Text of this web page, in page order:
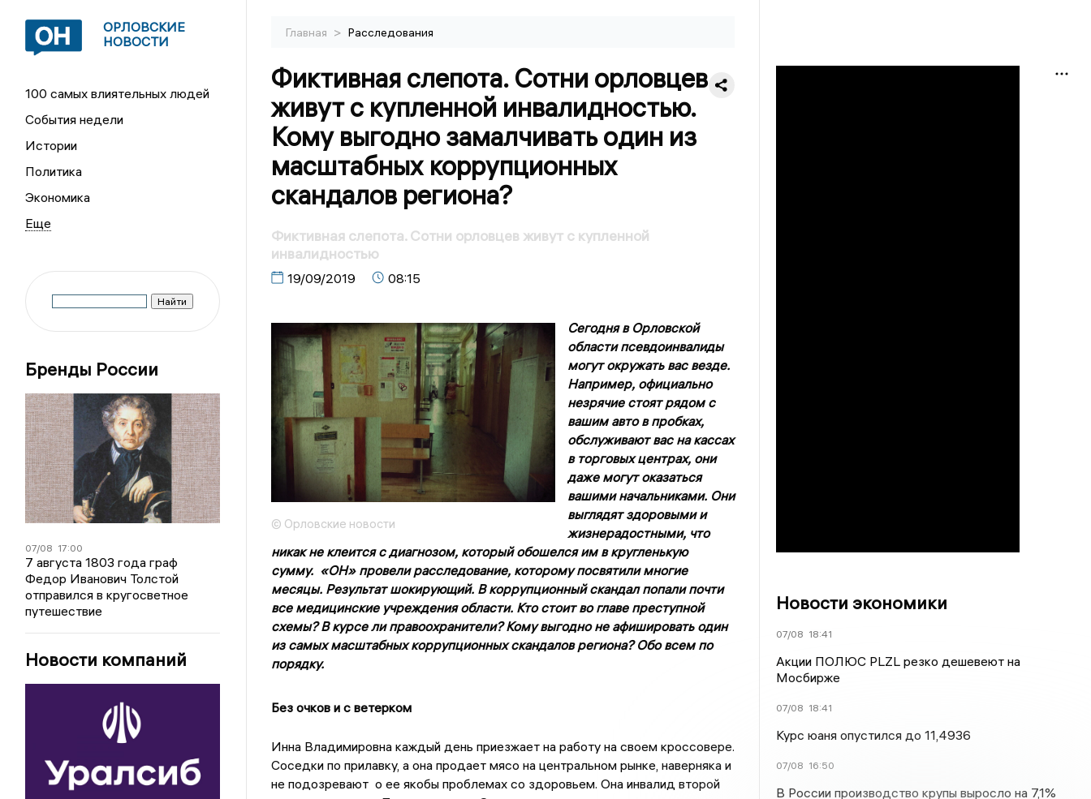
ОРЛОВСКИЕ
НОВОСТИ
100 самых влиятельных людей
События недели
Истории
Политика
Экономика
Бренды России
07/08 17:00
7 августа 1803 года граф
Федор Иванович Толстой
отправился в кругосветное
путешествие
Новости компаний
Главная > Расследования
Фиктивная слепота. Сотни орловцев
живут с купленной инвалидностью.
Кому выгодно замалчивать один из
масштабных коррупционных
скандалов региона?
Фиктивная слепота. Сотни орловцев живут с купленной
инвалидностью
19/09/2019 08:15
© Орловские новости
Сегодня в Орловской
области псевдоинвалиды
могут окружать вас везде.
Например, официально
незрячие стоят рядом с
вашим авто в пробках,
обслуживают вас на кассах
в торговых центрах, они
даже могут оказаться
вашими начальниками. Они
выглядят здоровыми и
жизнерадостными, что
никак не клеится с диагнозом, который обошелся им в кругленькую
сумму. «ОН» провели расследование, которому посвятили многие
месяцы. Результат шокирующий. В коррупционный скандал попали почти
все медицинские учреждения области. Кто стоит во главе преступной
схемы? В курсе ли правоохранители? Кому выгодно не афишировать один
из самых масштабных коррупционных скандалов региона? Обо всем по
порядку.
Без очков и с ветерком
Инна Владимировна каждый день приезжает на работу на своем кроссовере.
Соседки по прилавку, а она продает мясо на центральном рынке, наверняка и
не подозревают о ее якобы проблемах со здоровьем. Она инвалид второй
Новости экономики
07/08 18:41
Акции ПОЛЮС PLZL резко дешевеют на
Мосбирже
07/08 18:41
Курс юаня опустился до 11,4936
07/08 16:50
В России производство крупы выросло на 7,1%